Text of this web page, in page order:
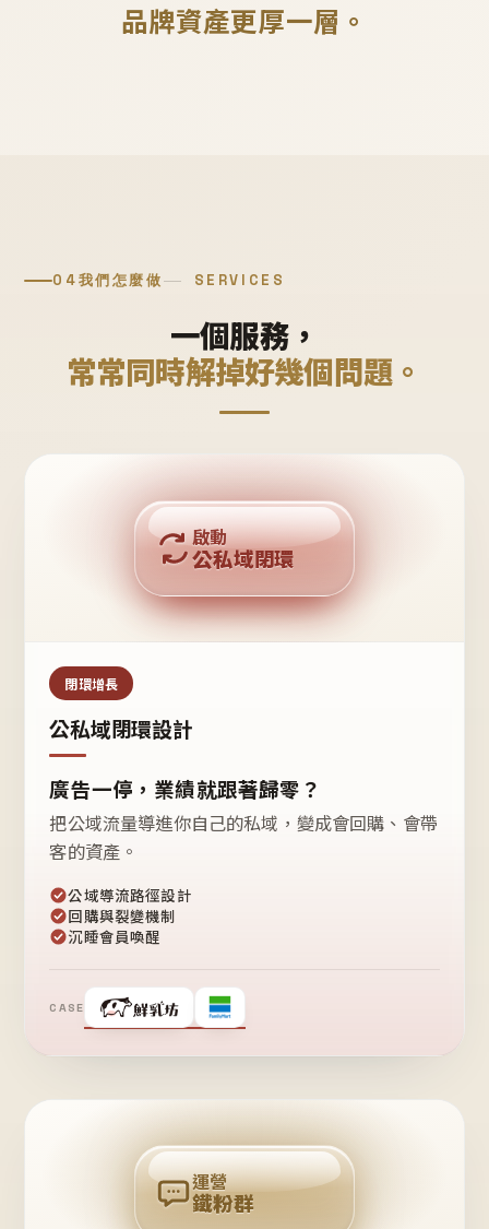
品牌資產更厚一層。
04我們怎麼做 SERVICES
一個服務，
常常同時解掉好幾個問題。
公域流量
私域鐵粉
回購複利
啟動
公私域閉環
閉環增長
公私域閉環設計
廣告一停，業績就跟著歸零？
把公域流量導進你自己的私域，變成會回購、會帶
客的資產。
公域導流路徑設計
回購與裂變機制
沉睡會員喚醒
CASE
❤
粉
回
購
運營
鐵粉群